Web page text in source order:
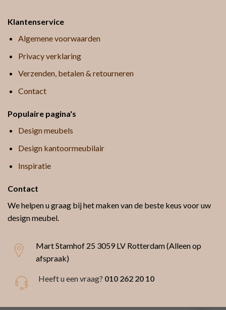
Klantenservice
Algemene voorwaarden
Privacy verklaring
Verzenden, betalen & retourneren
Contact
Populaire pagina's
Design meubels
Design kantoormeubilair
Inspiratie
Contact
We helpen u graag bij het maken van de beste keus voor uw
design meubel.
Mart Stamhof 25 3059 LV Rotterdam (Alleen op
afspraak)
Heeft u een vraag? 010 262 20 10